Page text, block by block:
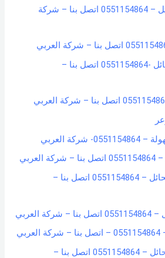
صيانة مكائن القهوة بحائل – 0551154864 اتصل بنا – شركة
شركة صيانة مكيفات بحائل -0551154864 اتصل بنا –
العربي
شركة تنظيف مكيفات بحائل – 0551154864 اتصل بنا –
العربي
شركة تنظيف مجالس بحائل – 0551154864 اتصل بنا –